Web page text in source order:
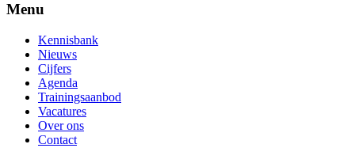
Menu
Kennisbank
Nieuws
Cijfers
Agenda
Trainingsaanbod
Vacatures
Over ons
Contact